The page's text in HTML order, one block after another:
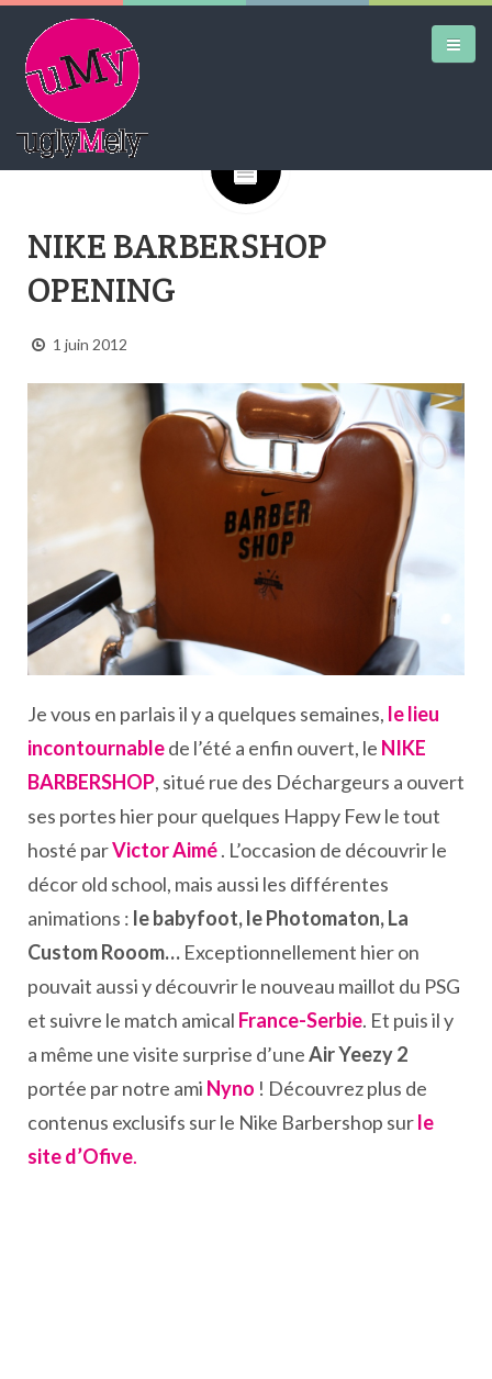
AIRTRAINERPEDIA
STREET ART
Google+
NIKE BARBERSHOP
OPENING
1 juin 2012
Je vous en parlais il y a quelques semaines, le lieu
incontournablede l’été a enfin ouvert, le NIKE
BARBERSHOP, situé rue des Déchargeurs a ouvert
ses portes hier pour quelques Happy Few le tout
hosté parVictor Aimé. L’occasion de découvrir le
décor old school, mais aussi les différentes
animations : le babyfoot, le Photomaton, La
Custom Rooom… Exceptionnellement hier on
pouvait aussi y découvrir le nouveau maillot du PSG
et suivre le match amical France-Serbie. Et puis il y
a même une visite surprise d’uneAir Yeezy 2
portée par notre ami Nyno ! Découvrez plus de
contenus exclusifs sur le Nike Barbershop surle
site d’Ofive.